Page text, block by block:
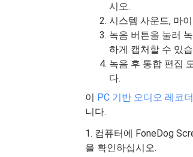
시오.
시스템 사운드, 마
녹음 버튼을 눌러
하게 캡처할 수 있
녹음 후 통합 편집
다.
이 PC 기반 오디오 레코더
니다.
1. 컴퓨터에 FoneDog
을 확인하십시오.